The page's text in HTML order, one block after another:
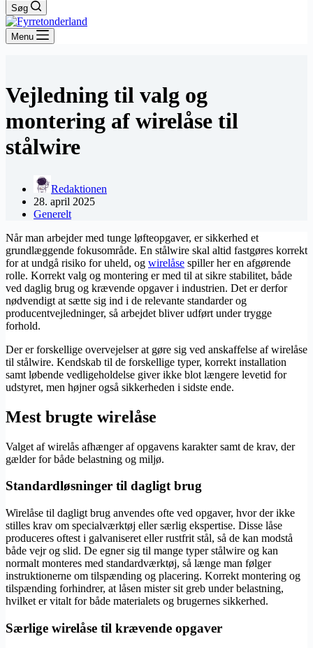
Søg
Menu
Vejledning til valg og
montering af wirelåse til
stålwire
Redaktionen
28. april 2025
Generelt
Når man arbejder med tunge løfteopgaver, er sikkerhed et
grundlæggende fokusområde. En stålwire skal altid fastgøres korrekt
for at undgå risiko for uheld, og wirelåse spiller her en afgørende
rolle. Korrekt valg og montering er med til at sikre stabilitet, både
ved daglig brug og krævende opgaver i industrien. Det er derfor
nødvendigt at sætte sig ind i de relevante standarder og
producentvejledninger, så arbejdet bliver udført under trygge
forhold.
Der er forskellige overvejelser at gøre sig ved anskaffelse af wirelåse
til stålwire. Kendskab til de forskellige typer, korrekt installation
samt løbende vedligeholdelse giver ikke blot længere levetid for
udstyret, men højner også sikkerheden i sidste ende.
Mest brugte wirelåse
Valget af wirelås afhænger af opgavens karakter samt de krav, der
gælder for både belastning og miljø.
Standardløsninger til dagligt brug
Wirelåse til dagligt brug anvendes ofte ved opgaver, hvor der ikke
stilles krav om specialværktøj eller særlig ekspertise. Disse låse
produceres oftest i galvaniseret eller rustfrit stål, så de kan modstå
både vejr og slid. De egner sig til mange typer stålwire og kan
normalt monteres med standardværktøj, så længe man følger
instruktionerne om tilspænding og placering. Korrekt montering og
tilspænding forhindrer, at låsen mister sit greb under belastning,
hvilket er vitalt for både materialets og brugernes sikkerhed.
Særlige wirelåse til krævende opgaver